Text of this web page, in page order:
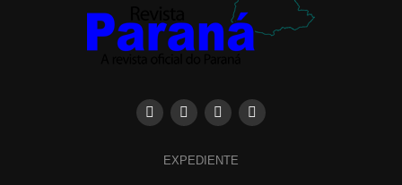
EXPEDIENTE